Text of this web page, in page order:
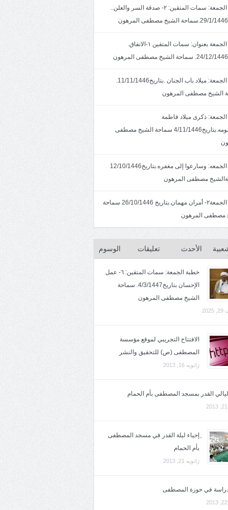
خطبة الجمعة: سمات المتقين: ٢- صدقة السر والعلن..
خطبة الجمعة بعنوان: سمات المتقين ١-الانفاق.
خطبة الجمعة: ميلاد باب الجنان .بتاريخ11/11/1446.
الشيخ مصطفى المرهون
ذكرى ميلاد فاطمة
المعصومه.بتاريخ4/11/1446 سماحة الشيخ مصطفى
خطبة الجمعه: وسارعوا إلى مغفره.بتاريخ12/10/1446
مصطفى المرهون
خطبة الجمعة٢- أمران مهمان.بتاريخ 26/10/1446 سماحة
مصطفى المرهون
الأحدث تعليقات الوسوم
خطبة الجمعة: سمات المتقين: ٦- عمل
الإحسان بتاريخ4/3/1447. سماحة
الشيخ مصطفى المرهون
الافتتاح التجريبي لموقع مؤسسة
المصطفى (ص) للتحقيق والنشر
ژانویه 16, 2013
ليالي القدر بمسجد المصطفى بأم الحمام
ِإحياء ليلة القدر في مسجد المصطفى
بأم الحمام
ژانویه 21, 2013
في حوزة المصطفى